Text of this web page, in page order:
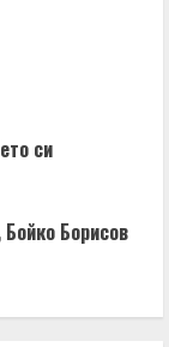
си
Борисов